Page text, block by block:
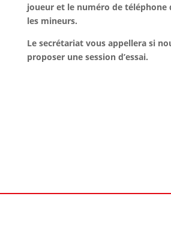
joueur et le numéro de téléphone
les mineurs.
Le secrétariat vous appellera si
proposer une session d’essai.